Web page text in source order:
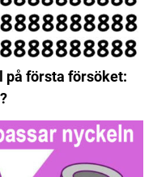
på första försöket: